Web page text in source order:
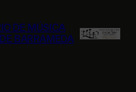
DE MÚSICA
BARRAMEDA